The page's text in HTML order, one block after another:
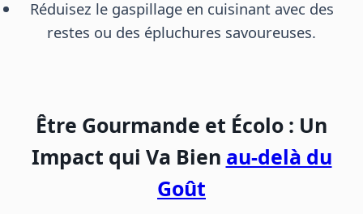
Réduisez le gaspillage en cuisinant avec des
restes ou des épluchures savoureuses.
Être Gourmande et Écolo : Un
Impact qui Va Bien au-delà du
Goût